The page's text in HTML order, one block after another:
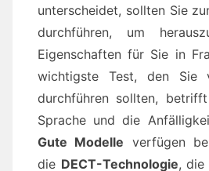
unterscheidet, sollten Sie
durchführen, um
Eigenschaften für Sie in
wichtigste Test, den Sie
durchführen sollten,
Sprache und die
Gute Modelle verfügen
die DECT-Technologie,